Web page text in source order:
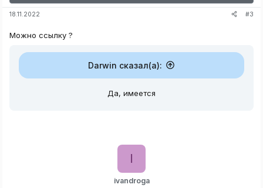
18.11.2022 #3
Можно ссылку ?
Darwin сказал(а):
Да, имеется
ivandroga
I